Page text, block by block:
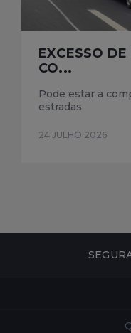
EXCESSO
CO...
Pode estar a
estradas
24 JULHO 2026